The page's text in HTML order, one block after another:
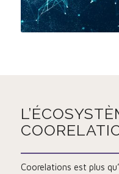
Coorelations est plus